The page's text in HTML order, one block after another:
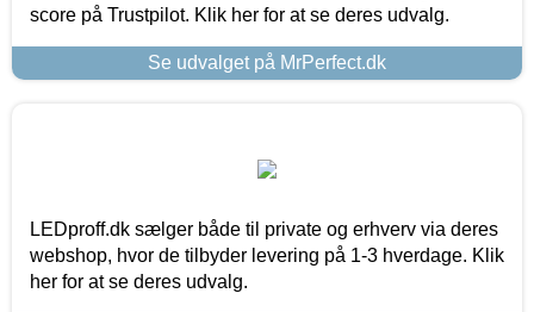
score på Trustpilot. Klik her for at se deres udvalg.
Se udvalget på MrPerfect.dk
LEDproff.dk sælger både til private og erhverv via deres
webshop, hvor de tilbyder levering på 1-3 hverdage. Klik
her for at se deres udvalg.